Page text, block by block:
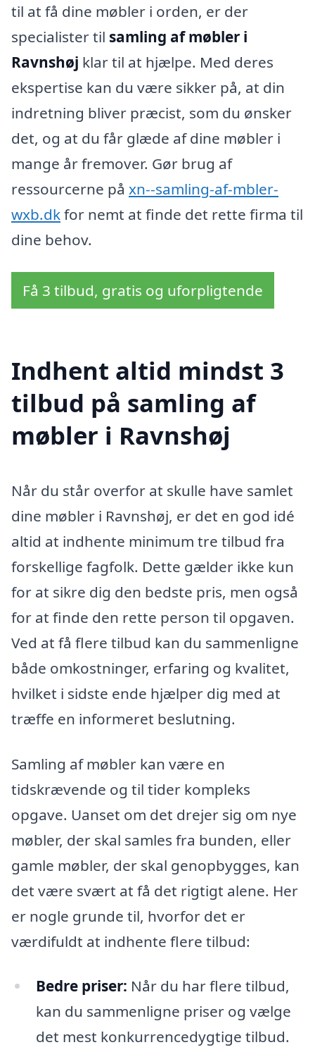
til at få dine møbler i orden, er der
specialister til samling af møbler i
Ravnshøj klar til at hjælpe. Med deres
ekspertise kan du være sikker på, at din
indretning bliver præcist, som du ønsker
det, og at du får glæde af dine møbler i
mange år fremover. Gør brug af
ressourcerne på xn--samling-af-mbler-
wxb.dkfor nemt at finde det rette firma til
dine behov.
Få 3 tilbud, gratis og uforpligtende
Indhent altid mindst 3
tilbud på samling af
møbler i Ravnshøj
Når du står overfor at skulle have samlet
dine møbler i Ravnshøj, er det en god idé
altid at indhente minimum tre tilbud fra
forskellige fagfolk. Dette gælder ikke kun
for at sikre dig den bedste pris, men også
for at finde den rette person til opgaven.
Ved at få flere tilbud kan du sammenligne
både omkostninger, erfaring og kvalitet,
hvilket i sidste ende hjælper dig med at
træffe en informeret beslutning.
Samling af møbler kan være en
tidskrævende og til tider kompleks
opgave. Uanset om det drejer sig om nye
møbler, der skal samles fra bunden, eller
gamle møbler, der skal genopbygges, kan
det være svært at få det rigtigt alene. Her
er nogle grunde til, hvorfor det er
værdifuldt at indhente flere tilbud:
Bedre priser: Når du har flere tilbud,
kan du sammenligne priser og vælge
det mest konkurrencedygtige tilbud.